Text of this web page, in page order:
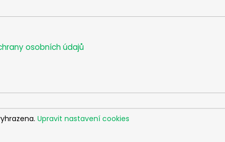
osobních údajů
Upravit nastavení cookies